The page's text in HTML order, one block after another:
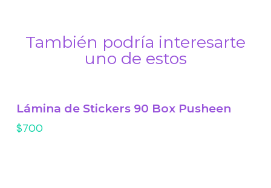
También podría interesarte
uno de estos
Lámina de Stickers 90 Box Pusheen
$700